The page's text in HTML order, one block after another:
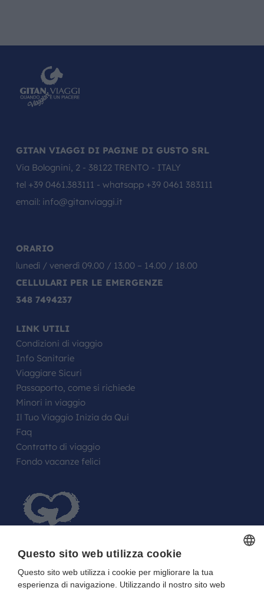
GITAN VIAGGI DI PAGINE DI GUSTO SRL
Via Bolognini, 2 - 38122 TRENTO - ITALY
tel +39 0461.383111 - whatsapp +39 0461 383111
email: info@gitanviaggi.it
ORARIO
lunedì / venerdì 09.00 / 13.00 – 14.00 / 18.00
CELLULARI PER LE EMERGENZE
348 7494237
LINK UTILI
Condizioni di viaggio
Info Sanitarie
Viaggiare Sicuri
Passaporto, come si richiede
Minori in viaggio
Il Tuo Viaggio Inizia da Qui
Faq
Contratto di viaggio
Fondo vacanze felici
FARE UN REGALO AGLI SPOSI O A UN
Questo sito web utilizza cookie
Questo sito web utilizza i cookie per migliorare la tua
esperienza di navigazione. Utilizzando il nostro sito web